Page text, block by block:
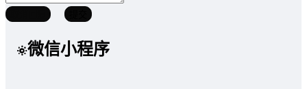
微信小程序